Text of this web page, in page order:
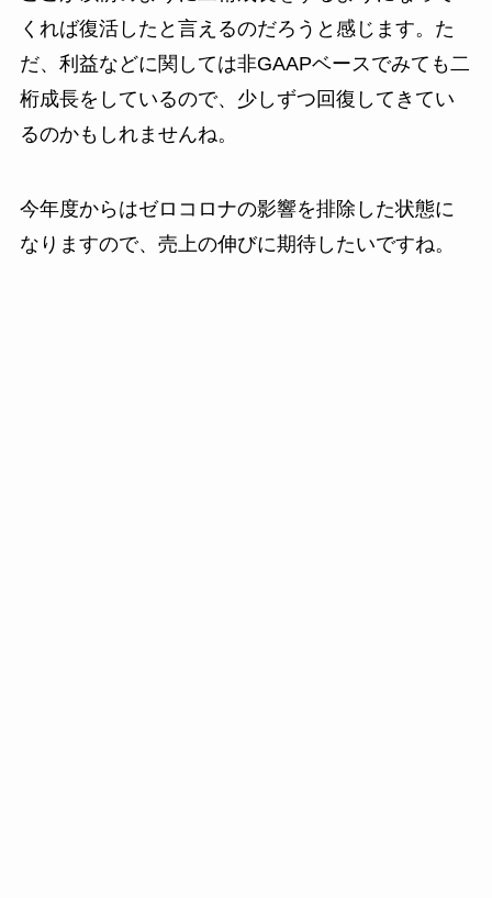
くれば復活したと言えるのだろうと感じます。た
だ、利益などに関しては非GAAPベースでみても二
桁成長をしているので、少しずつ回復してきてい
るのかもしれませんね。
今年度からはゼロコロナの影響を排除した状態に
なりますので、売上の伸びに期待したいですね。